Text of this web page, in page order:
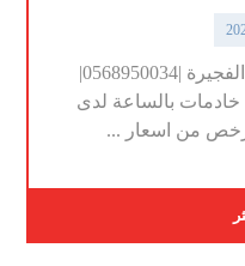
عاملات نظافة بالساعة في الفجيرة |0568950034|
خادمات بالساعة لدى
من اسعار ...